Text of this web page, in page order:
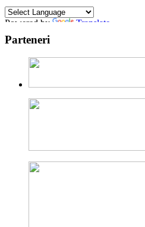
Powered by Translate
Parteneri